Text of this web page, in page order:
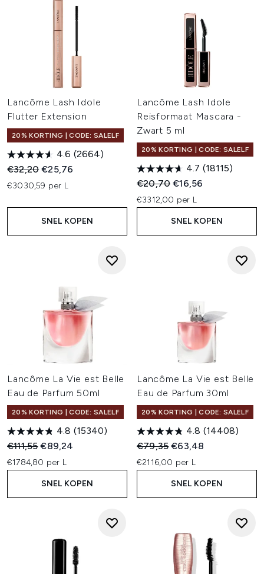
Lancôme Lash Idole
Flutter Extension
20% KORTING | CODE: SALELF
4.6 (2664)
Recommended Retail Price:
€32,20Huidige prijs:
€25,76
€3030,59 per L
SNEL KOPEN
Lancôme Lash Idole
Reisformaat Mascara -
Zwart 5 ml
20% KORTING | CODE: SALELF
4.7 (18115)
Recommended Retail Price:
€20,70Huidige prijs:
€16,56
€3312,00 per L
SNEL KOPEN
Lancôme La Vie est Belle
Eau de Parfum 50ml
20% KORTING | CODE: SALELF
4.8 (15340)
Recommended Retail Price:
€111,55Huidige prijs:
€89,24
€1784,80 per L
SNEL KOPEN
Lancôme La Vie est Belle
Eau de Parfum 30ml
20% KORTING | CODE: SALELF
4.8 (14408)
Recommended Retail Price:
€79,35Huidige prijs:
€63,48
€2116,00 per L
SNEL KOPEN